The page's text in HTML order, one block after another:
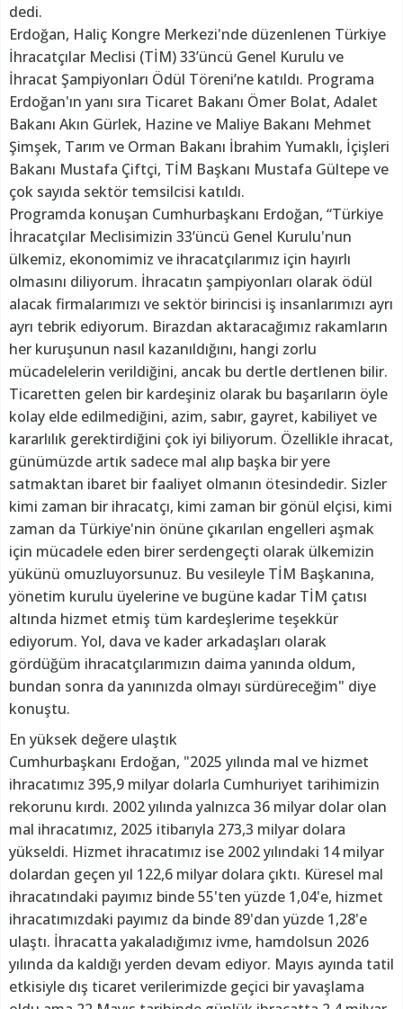
dedi.
Erdoğan, Haliç Kongre Merkezi'nde düzenlenen Türkiye
İhracatçılar Meclisi (TİM) 33’üncü Genel Kurulu ve
İhracat Şampiyonları Ödül Töreni’ne katıldı. Programa
Erdoğan'ın yanı sıra Ticaret Bakanı Ömer Bolat, Adalet
Bakanı Akın Gürlek, Hazine ve Maliye Bakanı Mehmet
Şimşek, Tarım ve Orman Bakanı İbrahim Yumaklı, İçişleri
Bakanı Mustafa Çiftçi, TİM Başkanı Mustafa Gültepe ve
çok sayıda sektör temsilcisi katıldı.
Programda konuşan Cumhurbaşkanı Erdoğan, “Türkiye
İhracatçılar Meclisimizin 33’üncü Genel Kurulu'nun
ülkemiz, ekonomimiz ve ihracatçılarımız için hayırlı
olmasını diliyorum. İhracatın şampiyonları olarak ödül
alacak firmalarımızı ve sektör birincisi iş insanlarımızı ayrı
ayrı tebrik ediyorum. Birazdan aktaracağımız rakamların
her kuruşunun nasıl kazanıldığını, hangi zorlu
mücadelelerin verildiğini, ancak bu dertle dertlenen bilir.
Ticaretten gelen bir kardeşiniz olarak bu başarıların öyle
kolay elde edilmediğini, azim, sabır, gayret, kabiliyet ve
kararlılık gerektirdiğini çok iyi biliyorum. Özellikle ihracat,
günümüzde artık sadece mal alıp başka bir yere
satmaktan ibaret bir faaliyet olmanın ötesindedir. Sizler
kimi zaman bir ihracatçı, kimi zaman bir gönül elçisi, kimi
zaman da Türkiye'nin önüne çıkarılan engelleri aşmak
için mücadele eden birer serdengeçti olarak ülkemizin
yükünü omuzluyorsunuz. Bu vesileyle TİM Başkanına,
yönetim kurulu üyelerine ve bugüne kadar TİM çatısı
altında hizmet etmiş tüm kardeşlerime teşekkür
ediyorum. Yol, dava ve kader arkadaşları olarak
gördüğüm ihracatçılarımızın daima yanında oldum,
bundan sonra da yanınızda olmayı sürdüreceğim" diye
konuştu.
En yüksek değere ulaştık
Cumhurbaşkanı Erdoğan, "2025 yılında mal ve hizmet
ihracatımız 395,9 milyar dolarla Cumhuriyet tarihimizin
rekorunu kırdı. 2002 yılında yalnızca 36 milyar dolar olan
mal ihracatımız, 2025 itibarıyla 273,3 milyar dolara
yükseldi. Hizmet ihracatımız ise 2002 yılındaki 14 milyar
dolardan geçen yıl 122,6 milyar dolara çıktı. Küresel mal
ihracatındaki payımız binde 55'ten yüzde 1,04'e, hizmet
ihracatımızdaki payımız da binde 89'dan yüzde 1,28'e
ulaştı. İhracatta yakaladığımız ivme, hamdolsun 2026
yılında da kaldığı yerden devam ediyor. Mayıs ayında tatil
etkisiyle dış ticaret verilerimizde geçici bir yavaşlama